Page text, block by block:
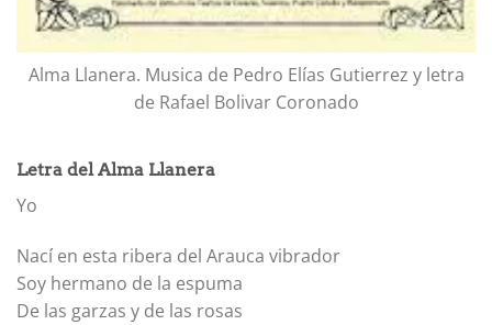
Alma Llanera. Musica de Pedro Elías Gutierrez y letra
de Rafael Bolivar Coronado
Letra del Alma Llanera
Yo
Nací en esta ribera del Arauca vibrador
Soy hermano de la espuma
De las garzas y de las rosas